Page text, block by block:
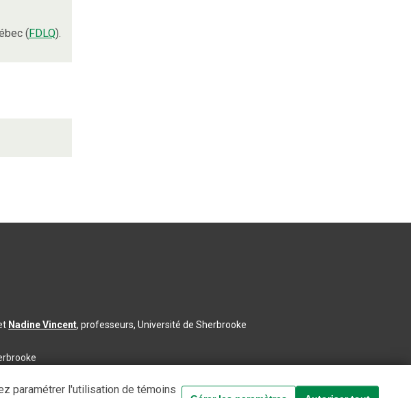
(FDLQ).
Nadine Vincent, professeurs, Université de Sherbrooke
paramétrer l'utilisation de témoins